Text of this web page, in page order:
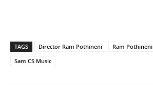
TAGS Director Ram Pothineni Ram Pothineni
Sam CS Music